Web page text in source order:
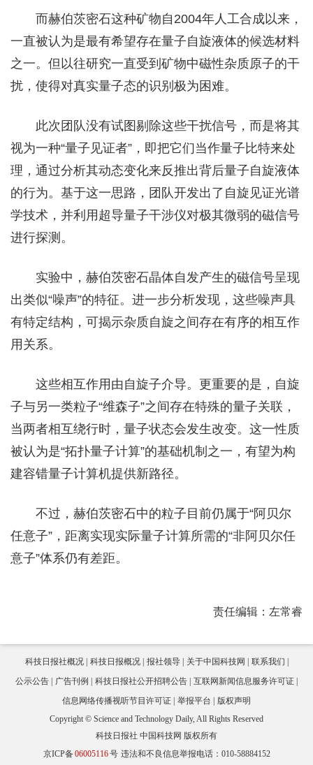
而赫伯茨密石这种矿物自2004年人工合成以来，
一直被认为是最有希望存在量子自旋液体的候选材料
之一。但以往研究一直受到矿物中磁性杂质原子的干
扰，使得对真实量子态的识别极为困难。
此次团队没有试图剔除这些干扰信号，而是将其
视为一种“量子见证者”，即把它们当作量子比特来处
理，通过分析其动态变化来反推出背后量子自旋液体
的行为。基于这一思路，团队开发出了自旋见证光谱
学技术，并利用超导量子干涉仪对极其微弱的磁信号
进行探测。
实验中，赫伯茨密石晶体自发产生的磁信号呈现
出类似“噪声”的特征。进一步分析发现，这些噪声具
有特定结构，可揭示杂质自旋之间存在有序的相互作
用关系。
这些相互作用由自旋子介导。更重要的是，自旋
子与另一类粒子“维森子”之间存在特殊的量子关联，
当两者相互绕行时，量子状态会发生改变。这一性质
被认为是“拓扑量子计算”的基础机制之一，有望为构
建容错量子计算机提供新路径。
不过，赫伯茨密石中的粒子目前仍属于“阿贝尔
任意子”，距离实现实际量子计算所需的“非阿贝尔任
意子”体系仍有差距。
责任编辑：左常睿
科技日报社概况 科技日报概况 报社领导 关于中国科技网
联系我们
公示公告
广告刊例 科技日报社公开招聘公告
互联网新闻信息服务许可证
信息网络传播视听节目许可证
举报平台
版权声明
Copyright © Science and Technology Daily, All Rights Reserved
科技日报社 中国科技网 版权所有
京ICP备06005116号 违法和不良信息举报电话：010-58884152